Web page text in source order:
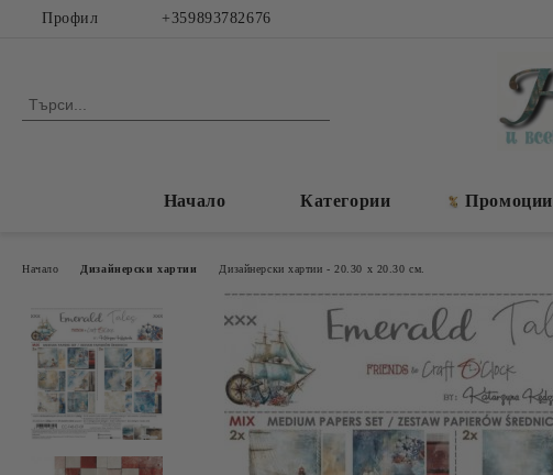
Профил +359893782676
Начало Категории Промоции
Начало Дизайнерски хартии Дизайнерски хартии - 20.30 х 20.30 см.